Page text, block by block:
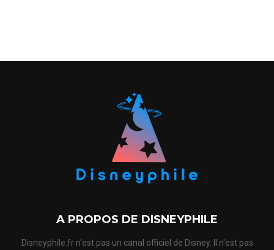
A PROPOS DE DISNEYPHILE
Disneyphile.fr n'est pas un canal officiel de Disney. Il n'est pas